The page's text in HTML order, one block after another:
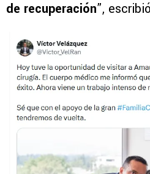
de recuperación”,